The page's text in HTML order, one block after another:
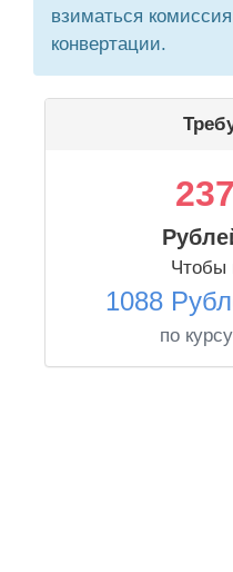
взиматься
конвертации.
Чтобы
1088
по